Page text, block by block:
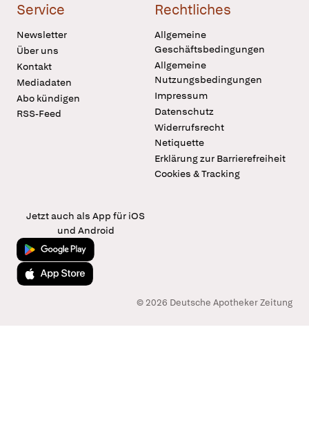
Service
Newsletter
Über uns
Kontakt
Mediadaten
Abo kündigen
RSS-Feed
Rechtliches
Allgemeine
Geschäftsbedingungen
Allgemeine
Nutzungsbedingungen
Impressum
Datenschutz
Widerrufsrecht
Netiquette
Erklärung zur Barrierefreiheit
Cookies & Tracking
Jetzt auch als App für iOS
und Android
Jetzt bei Google Play
Laden im App Store
© 2026 Deutsche Apotheker Zeitung